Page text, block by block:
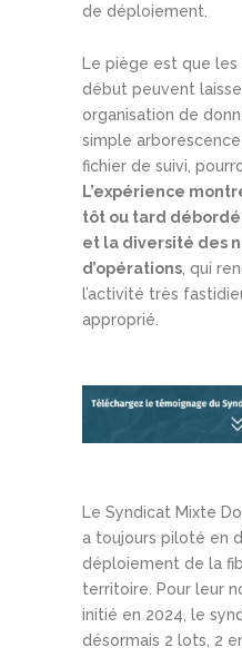
de déploiement.
Le piège est que
début peuvent
organisation de
simple
fichier de suivi,
L’expérience
tôt ou tard
et la diversité des
d’opérations , qui
l’activité très
approprié.
Le Syndicat Mixte
a toujours piloté en
déploiement de la
territoire. Pour leur
initié en 2024, le
désormais 2 lots, 2